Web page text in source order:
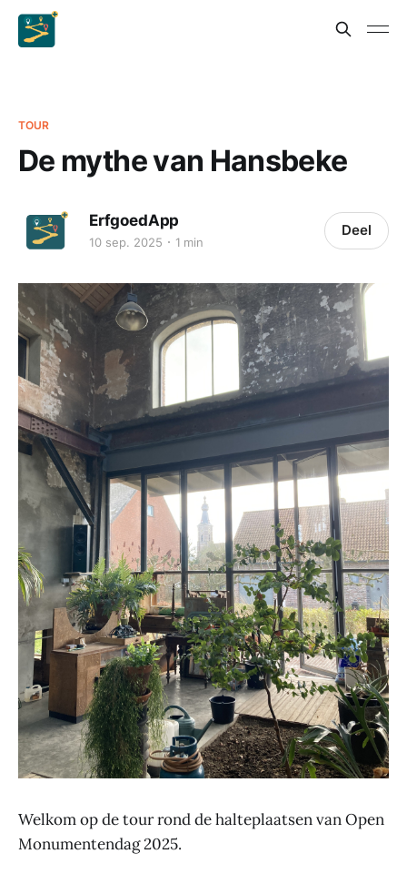
TOUR
De mythe van Hansbeke
ErfgoedApp
10 sep. 2025 1 min
Deel
Welkom op de tour rond de halteplaatsen van Open
Monumentendag 2025.